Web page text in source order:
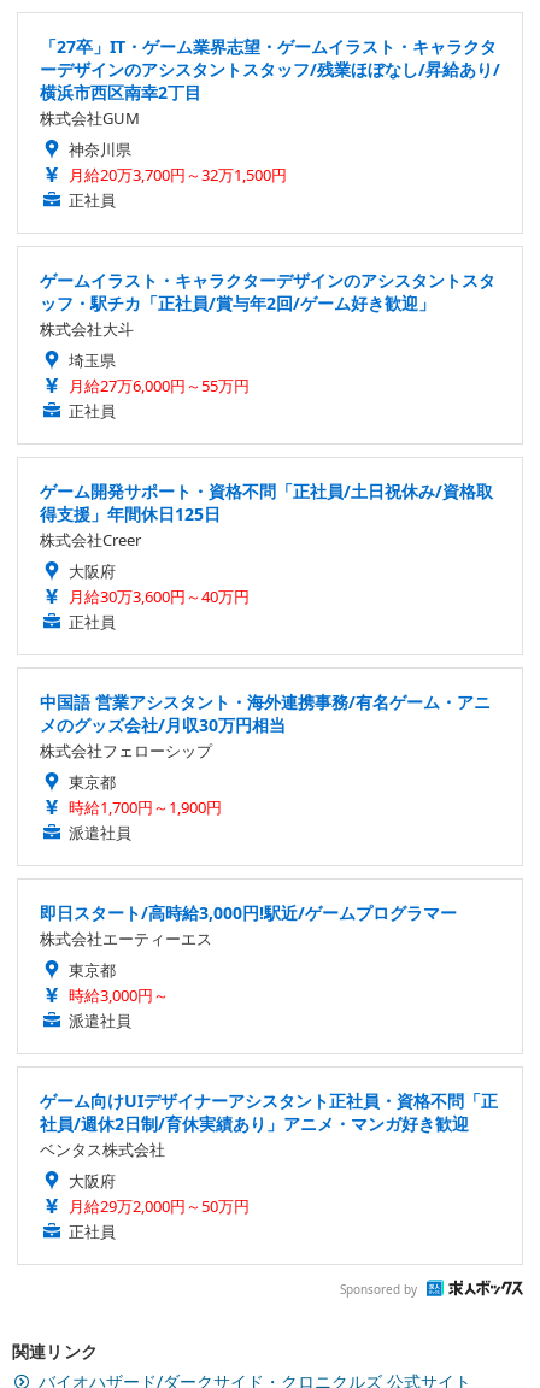
「27卒」IT・ゲーム業界志望・ゲームイラスト・キャラクタ
ーデザインのアシスタントスタッフ/残業ほぼなし/昇給あり/
横浜市西区南幸2丁目
株式会社GUM
神奈川県
月給20万3,700円～32万1,500円
正社員
ゲームイラスト・キャラクターデザインのアシスタントスタ
ッフ・駅チカ「正社員/賞与年2回/ゲーム好き歓迎」
株式会社大斗
埼玉県
月給27万6,000円～55万円
正社員
ゲーム開発サポート・資格不問「正社員/土日祝休み/資格取
得支援」年間休日125日
株式会社Creer
大阪府
月給30万3,600円～40万円
正社員
中国語 営業アシスタント・海外連携事務/有名ゲーム・アニ
メのグッズ会社/月収30万円相当
株式会社フェローシップ
東京都
時給1,700円～1,900円
派遣社員
即日スタート/高時給3,000円!駅近/ゲームプログラマー
株式会社エーティーエス
東京都
時給3,000円～
派遣社員
ゲーム向けUIデザイナーアシスタント正社員・資格不問「正
社員/週休2日制/育休実績あり」アニメ・マンガ好き歓迎
ベンタス株式会社
大阪府
月給29万2,000円～50万円
正社員
Sponsored by
関連リンク
バイオハザード/ダークサイド・クロニクルズ 公式サイト